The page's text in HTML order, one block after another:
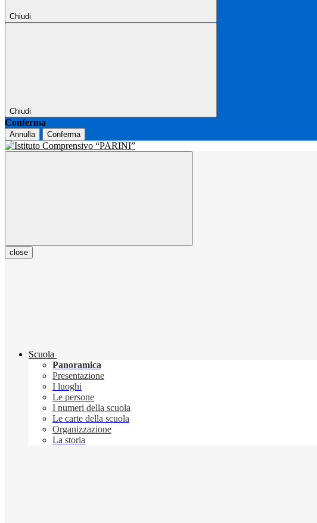
Chiudi
Chiudi
Conferma
Annulla Conferma
close
Scuola
Panoramica
Presentazione
I luoghi
Le persone
I numeri della scuola
Le carte della scuola
Organizzazione
La storia